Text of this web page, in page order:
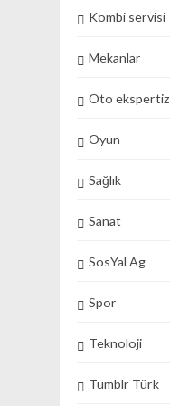
Kombi servisi
Mekanlar
Oto ekspertiz
Oyun
Sağlık
Sanat
SosYal Ag
Spor
Teknoloji
Tumblr Türk